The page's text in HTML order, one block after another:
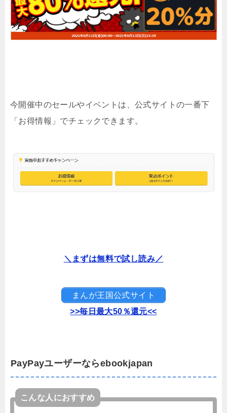
今開催中のセールやイベントは、公式サイトの一番下
「お得情報」でチェックできます。
＼まずは無料で試し読み／
まんが王国公式サイト
>>毎日最大50％還元<<
PayPayユーザーならebookjapan
こんな人におすすめ